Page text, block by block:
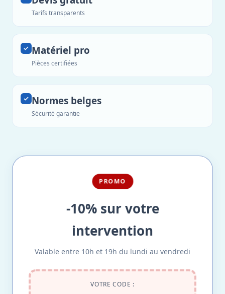
Tarifs transparents
Matériel pro
Pièces certifiées
Normes belges
Sécurité garantie
PROMO
-10% sur votre
intervention
Valable entre 10h et 19h du lundi au vendredi
VOTRE CODE :